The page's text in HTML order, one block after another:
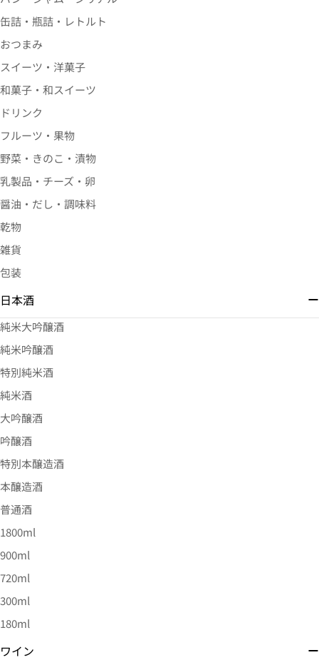
缶詰・瓶詰・レトルト
おつまみ
スイーツ・洋菓子
和菓子・和スイーツ
ドリンク
フルーツ・果物
野菜・きのこ・漬物
乳製品・チーズ・卵
醤油・だし・調味料
乾物
雑貨
包装
日本酒
純米大吟醸酒
純米吟醸酒
特別純米酒
純米酒
大吟醸酒
吟醸酒
特別本醸造酒
本醸造酒
普通酒
1800ml
900ml
720ml
300ml
180ml
ワイン